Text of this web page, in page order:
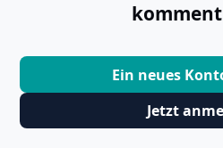
Ein neues
Jetzt